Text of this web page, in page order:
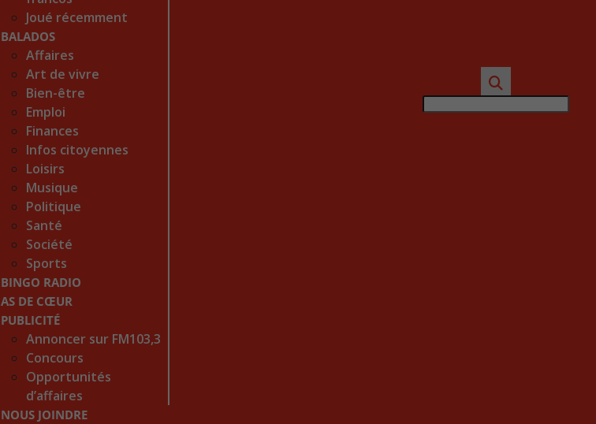
Joué récemment
BALADOS
Affaires
Art de vivre
Bien-être
Emploi
Finances
Infos citoyennes
Loisirs
Musique
Politique
Santé
Société
Sports
BINGO RADIO
AS DE CŒUR
PUBLICITÉ
Annoncer sur FM103,3
Concours
Opportunités
d’affaires
NOUS JOINDRE